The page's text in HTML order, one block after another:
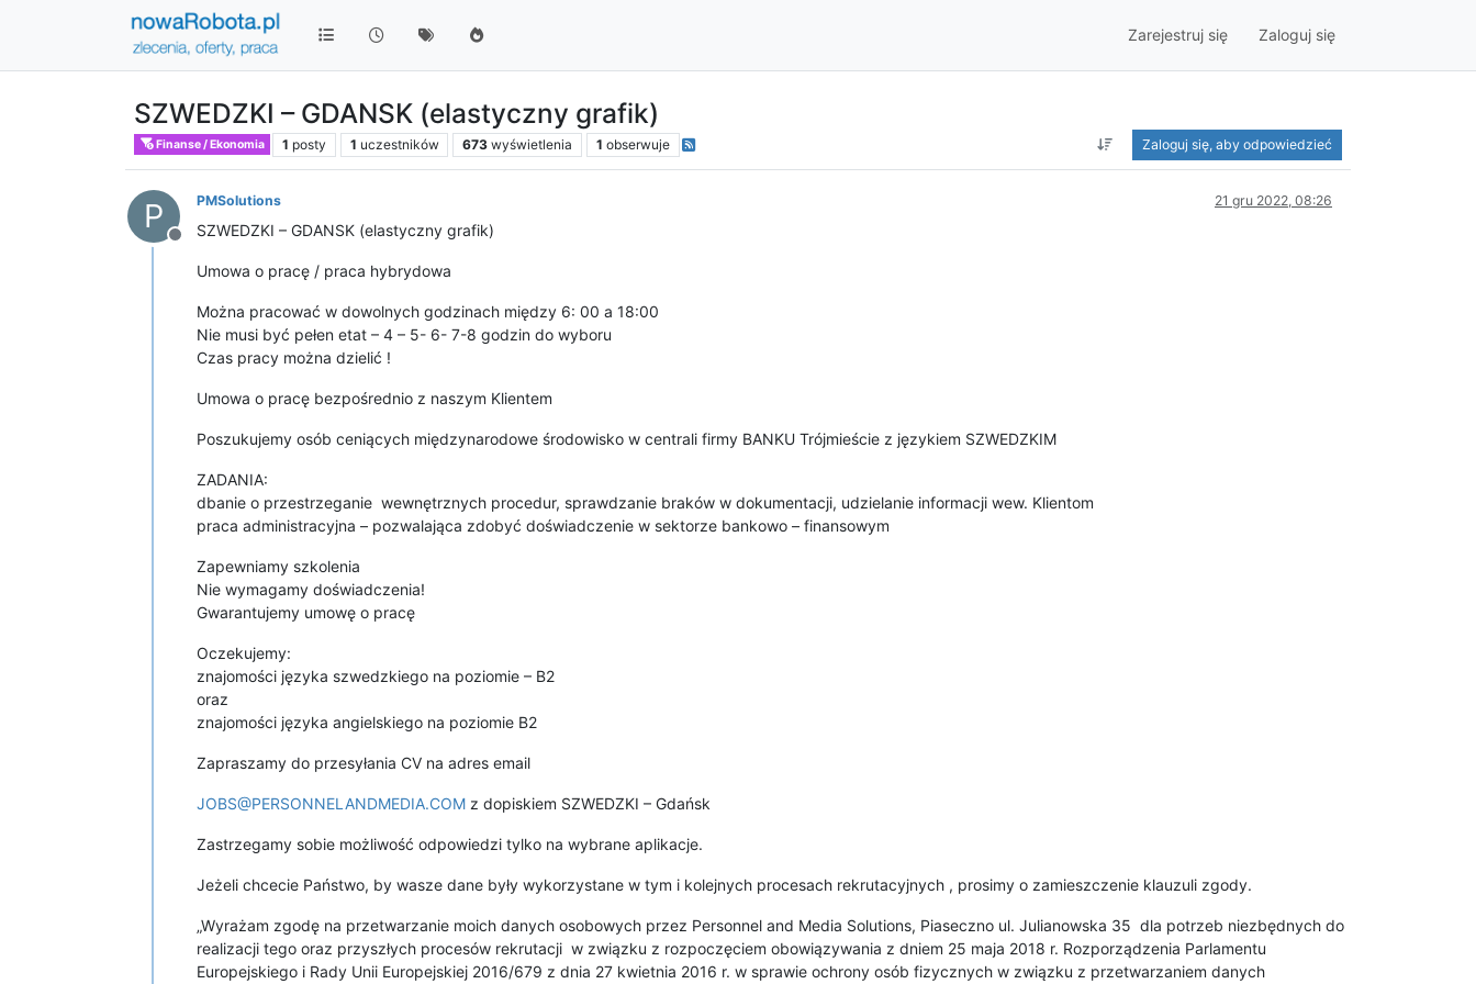
Zarejestruj się Zaloguj się
SZWEDZKI – GDANSK (elastyczny grafik)
Finanse / Ekonomia 1 posty 1 uczestników 673 wyświetlenia 1 obserwuje Zaloguj się, aby odpowiedzieć
P
Niedostępny
PMSolutions 21 gru 2022, 08:26
SZWEDZKI – GDANSK (elastyczny grafik)
Umowa o pracę / praca hybrydowa
Można pracować w dowolnych godzinach między 6: 00 a 18:00
Nie musi być pełen etat – 4 – 5- 6- 7-8 godzin do wyboru
Czas pracy można dzielić !
Umowa o pracę bezpośrednio z naszym Klientem
Poszukujemy osób ceniących międzynarodowe środowisko w centrali firmy BANKU Trójmieście z językiem SZWEDZKIM
ZADANIA:
dbanie o przestrzeganie wewnętrznych procedur, sprawdzanie braków w dokumentacji, udzielanie informacji wew. Klientom
praca administracyjna – pozwalająca zdobyć doświadczenie w sektorze bankowo – finansowym
Zapewniamy szkolenia
Nie wymagamy doświadczenia!
Gwarantujemy umowę o pracę
Oczekujemy:
znajomości języka szwedzkiego na poziomie – B2
oraz
znajomości języka angielskiego na poziomie B2
Zapraszamy do przesyłania CV na adres email
JOBS@PERSONNELANDMEDIA.COM z dopiskiem SZWEDZKI – Gdańsk
Zastrzegamy sobie możliwość odpowiedzi tylko na wybrane aplikacje.
Jeżeli chcecie Państwo, by wasze dane były wykorzystane w tym i kolejnych procesach rekrutacyjnych , prosimy o zamieszczenie klauzuli zgody.
„Wyrażam zgodę na przetwarzanie moich danych osobowych przez Personnel and Media Solutions, Piaseczno ul. Julianowska 35 dla potrzeb niezbędnych do
realizacji tego oraz przyszłych procesów rekrutacji w związku z rozpoczęciem obowiązywania z dniem 25 maja 2018 r. Rozporządzenia Parlamentu
Europejskiego i Rady Unii Europejskiej 2016/679 z dnia 27 kwietnia 2016 r. w sprawie ochrony osób fizycznych w związku z przetwarzaniem danych